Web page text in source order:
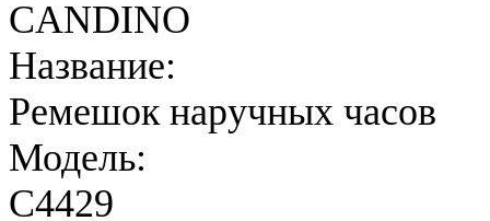
CANDINO
Название:
Ремешок наручных часов
Модель:
C4429